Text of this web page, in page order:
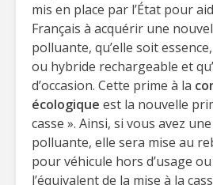
mis en place par l’État pour
Français à acquérir une
polluante, qu’elle soit
ou hybride rechargeable et
d’occasion. Cette prime à la
écologique est la nouvelle
casse ». Ainsi, si vous avez
polluante, elle sera mise au
pour véhicule hors d’usage
l’équivalent de la mise à la